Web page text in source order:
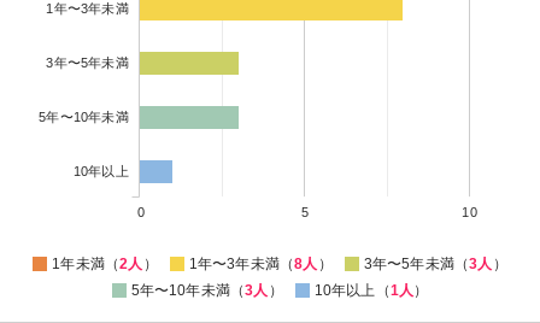
1年〜3年未満
3年〜5年未満
5年〜10年未満
10年以上
0 5 10
1年未満（2人 ） 1年〜3年未満（8人 ） 3年〜5年未満（3人 ）
5年〜10年未満（3人 ） 10年以上（1人 ）